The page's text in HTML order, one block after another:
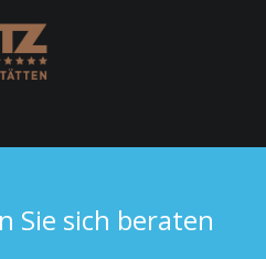
Sie sich beraten